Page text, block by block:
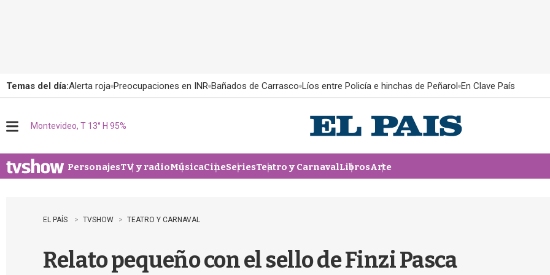
Temas del día:Alerta roja Preocupaciones en INR Bañados de Carrasco Líos entre Policía e hinchas de Peñarol En Clave País
u
Montevideo, T 13° H 95%
PersonajesTV y radioMúsicaCineSeriesTeatro y CarnavalLibrosArte
EL PAÍS TVSHOW TEATRO Y CARNAVAL
Relato pequeño con el sello de Finzi Pasca